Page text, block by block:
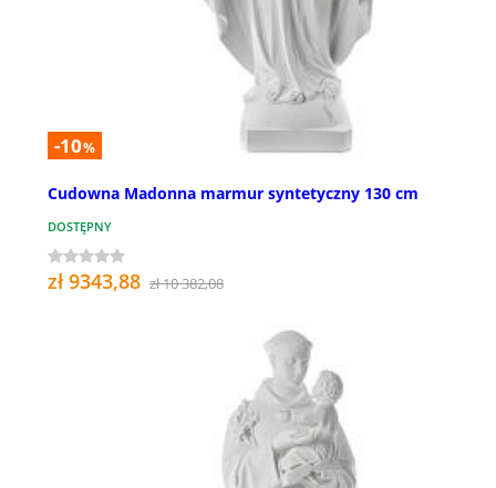
-10%
Cudowna Madonna marmur syntetyczny 130 cm
DOSTĘPNY
zł 9343,88 zł 10 382,08